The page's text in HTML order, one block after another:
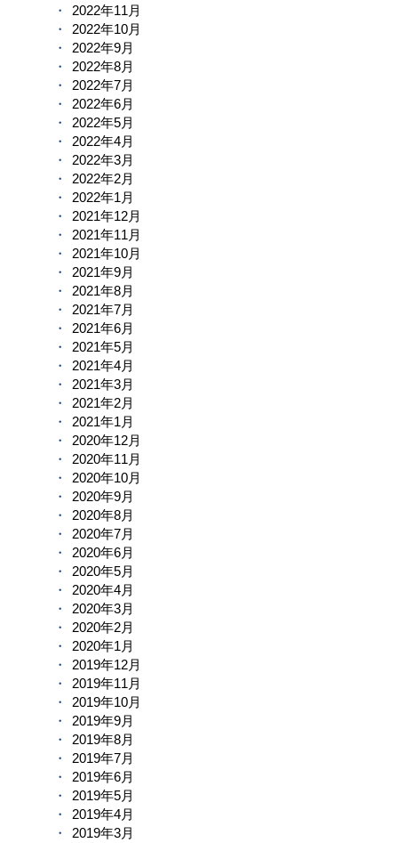
2022年11月
2022年10月
2022年9月
2022年8月
2022年7月
2022年6月
2022年5月
2022年4月
2022年3月
2022年2月
2022年1月
2021年12月
2021年11月
2021年10月
2021年9月
2021年8月
2021年7月
2021年6月
2021年5月
2021年4月
2021年3月
2021年2月
2021年1月
2020年12月
2020年11月
2020年10月
2020年9月
2020年8月
2020年7月
2020年6月
2020年5月
2020年4月
2020年3月
2020年2月
2020年1月
2019年12月
2019年11月
2019年10月
2019年9月
2019年8月
2019年7月
2019年6月
2019年5月
2019年4月
2019年3月